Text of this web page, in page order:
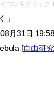
コンをクリック！
」
月31日
[自由研